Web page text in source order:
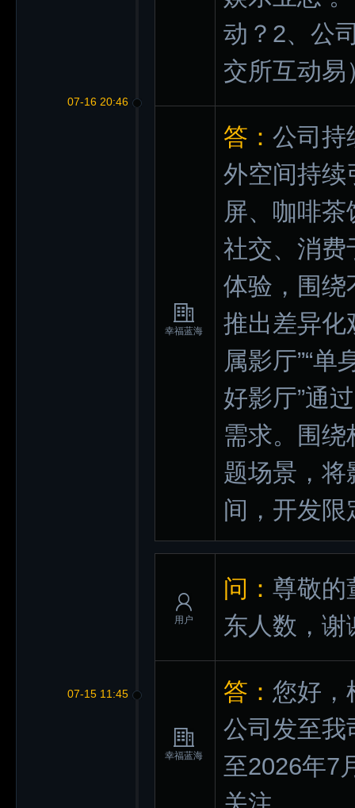
07-16 20:46
动？2、公
交所互动易
幸福蓝海
答： 公司持
外空间持续
屏、咖啡
社交、消费
体验，围绕
推出差异化
属影厅”“单
好影厅”通
需求。围
题场景，将
间，开发
07-15 11:45
用户
问： 尊敬的
东人数，谢
幸福蓝海
答： 您好，
公司发至我
至2026年7